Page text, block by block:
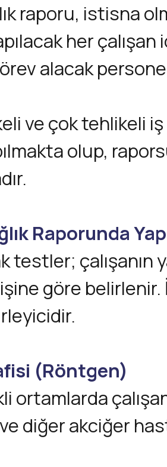
raporu, istisna
her
alacak
ve çok tehlikeli
olup,
Raporunda
testler; çalışanın
göre
(Röntgen)
ortamlarda
diğer akciğer